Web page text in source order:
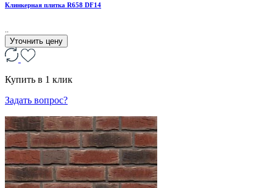
Клинкерная плитка R658 DF14
Уточнить цену
Купить в 1 клик
Задать вопрос?